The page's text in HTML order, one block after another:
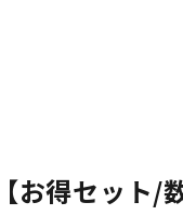
お得セット/